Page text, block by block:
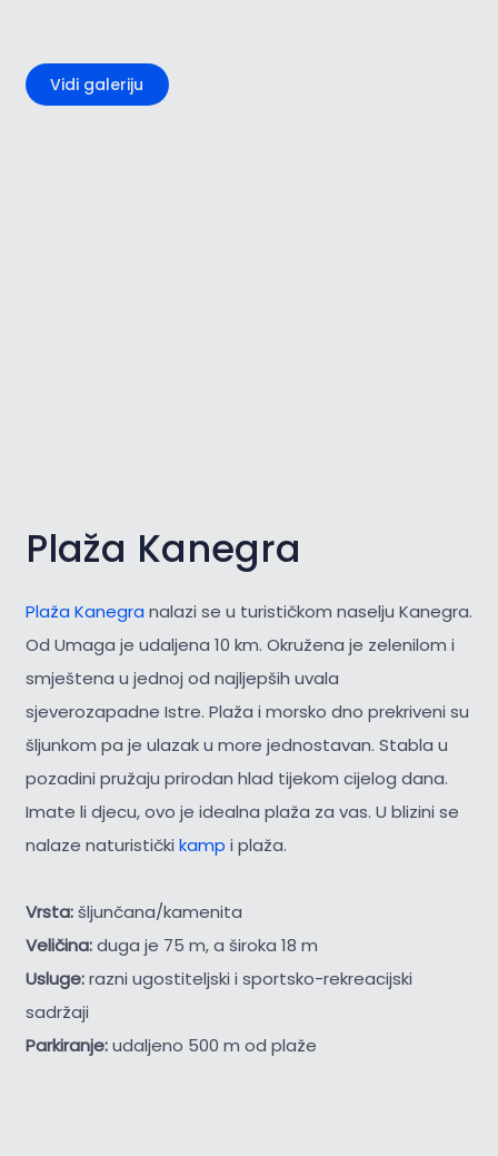
Vidi galeriju
Plaža Kanegra
Plaža Kanegra nalazi se u turističkom naselju Kanegra.
Od Umaga je udaljena 10 km. Okružena je zelenilom i
smještena u jednoj od najljepših uvala
sjeverozapadne Istre. Plaža i morsko dno prekriveni su
šljunkom pa je ulazak u more jednostavan. Stabla u
pozadini pružaju prirodan hlad tijekom cijelog dana.
Imate li djecu, ovo je idealna plaža za vas. U blizini se
nalaze naturistički kamp i plaža.
Vrsta:šljunčana/kamenita
Veličina:duga je 75 m, a široka 18 m
Usluge:razni ugostiteljski i sportsko-rekreacijski
sadržaji
Parkiranje:udaljeno 500 m od plaže